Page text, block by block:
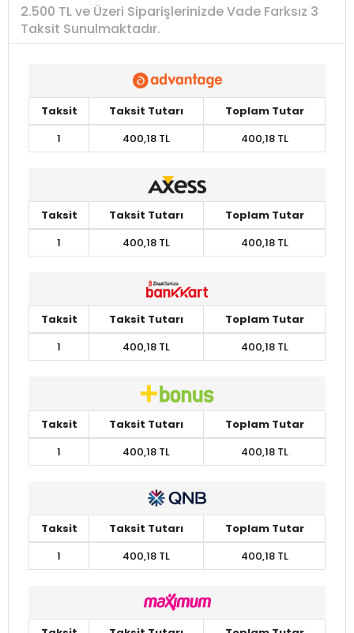
2.500 TL ve Üzeri Siparişlerinizde Vade Farksız 3
Taksit Sunulmaktadır.
Taksit Taksit Tutarı
Toplam Tutar
1
400,18 TL 400,18 TL
Taksit Taksit Tutarı
Toplam Tutar
1
400,18 TL 400,18 TL
Taksit Taksit Tutarı
Toplam Tutar
1
400,18 TL 400,18 TL
Taksit Taksit Tutarı
Toplam Tutar
1
400,18 TL 400,18 TL
Taksit Taksit Tutarı
Toplam Tutar
1
400,18 TL 400,18 TL